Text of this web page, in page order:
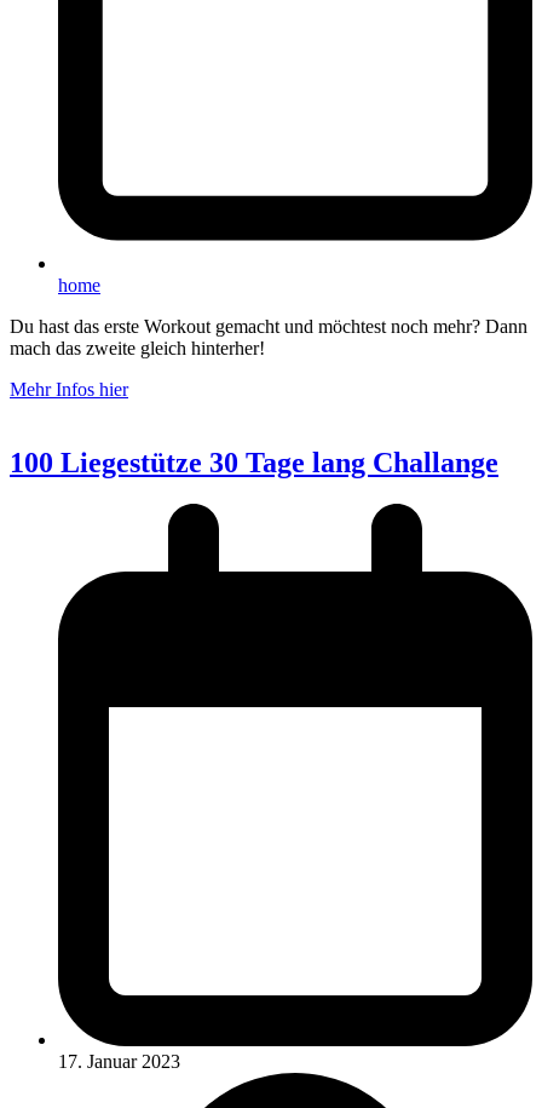
home
Du hast das erste Workout gemacht und möchtest noch mehr? Dann
mach das zweite gleich hinterher!
Mehr Infos hier
100 Liegestütze 30 Tage lang Challange
17. Januar 2023